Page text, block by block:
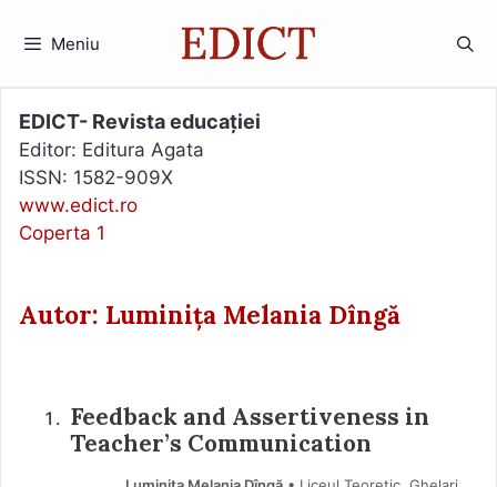
Meniu
EDICT- Revista educației
Editor: Editura Agata
ISSN: 1582-909X
www.edict.ro
Coperta 1
Autor: Luminița Melania Dîngă
Feedback and Assertiveness in
Teacher’s Communication